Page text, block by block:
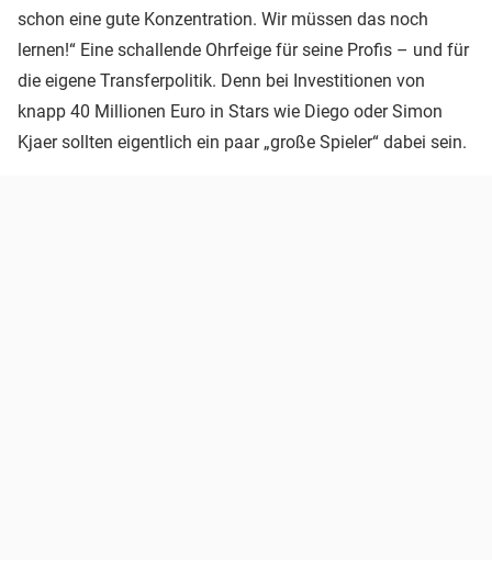
schon eine gute Konzentration. Wir müssen das noch
lernen!“ Eine schallende Ohrfeige für seine Profis – und für
die eigene Transferpolitik. Denn bei Investitionen von
knapp 40 Millionen Euro in Stars wie Diego oder Simon
Kjaer sollten eigentlich ein paar „große Spieler“ dabei sein.